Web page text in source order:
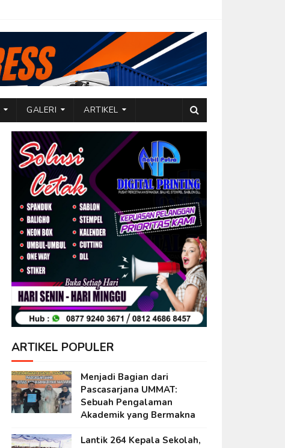
GALERI ARTIKEL
ARTIKEL POPULER
Menjadi Bagian dari
Pascasarjana UMMAT:
Sebuah Pengalaman
Akademik yang Bermakna
Lantik 264 Kepala Sekolah,